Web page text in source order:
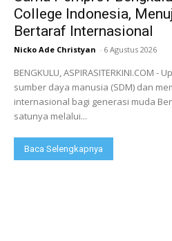
College Indonesia,
Bertaraf Internasional
Nicko Ade Christyan - 6 Agustus 2026
BENGKULU, ASPIRASITERKINI.COM
sumber daya manusia (SDM) dan
internasional bagi generasi muda
satunya melalui...
Baca Selengkapnya